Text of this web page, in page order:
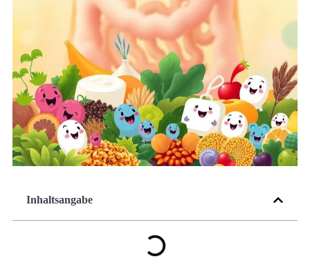
Inhaltsangabe